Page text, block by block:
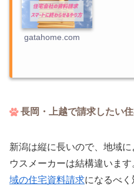
gatahome.com
長岡・上越で請求したい
新潟は縦に長いので、地域
ウスメーカーは結構違います
域の住宅資料請求になるべ